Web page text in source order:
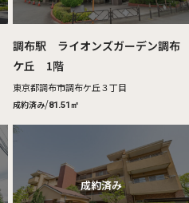
調布駅 ライオンズガーデン調布
ケ丘 1階
東京都調布市調布ケ丘３丁目
成約済み/81.51㎡